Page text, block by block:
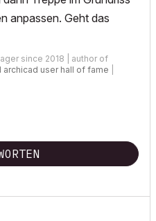
anpassen. Geht das
since 2018 | author of
archicad user hall of fame